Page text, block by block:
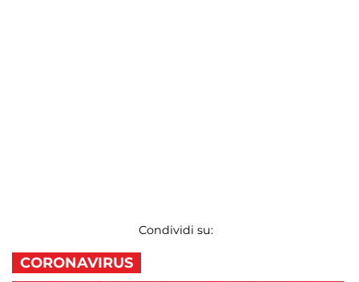
Condividi su:
CORONAVIRUS